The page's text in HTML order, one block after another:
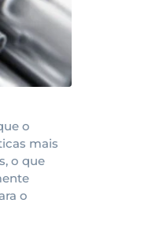
o
mais
o que
o